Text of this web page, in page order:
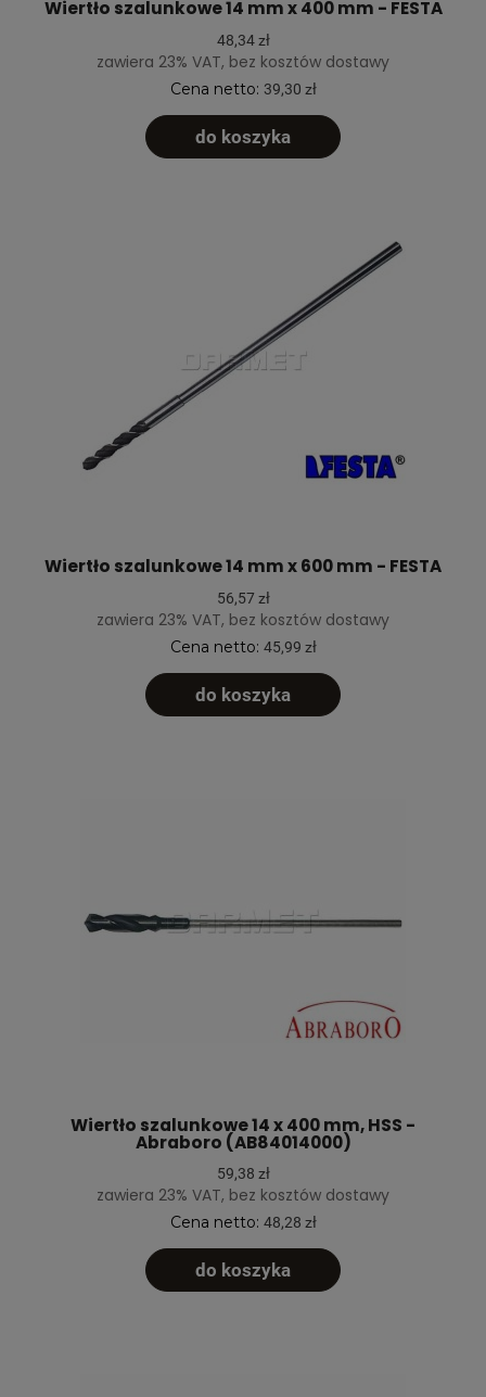
Wiertło szalunkowe 14 mm x 400 mm - FESTA
48,34 zł
zawiera 23% VAT, bez kosztów dostawy
Cena netto: 39,30 zł
do koszyka
Wiertło szalunkowe 14 mm x 600 mm - FESTA
56,57 zł
zawiera 23% VAT, bez kosztów dostawy
Cena netto: 45,99 zł
do koszyka
Wiertło szalunkowe 14 x 400 mm, HSS -
Abraboro (AB84014000)
59,38 zł
zawiera 23% VAT, bez kosztów dostawy
Cena netto: 48,28 zł
do koszyka